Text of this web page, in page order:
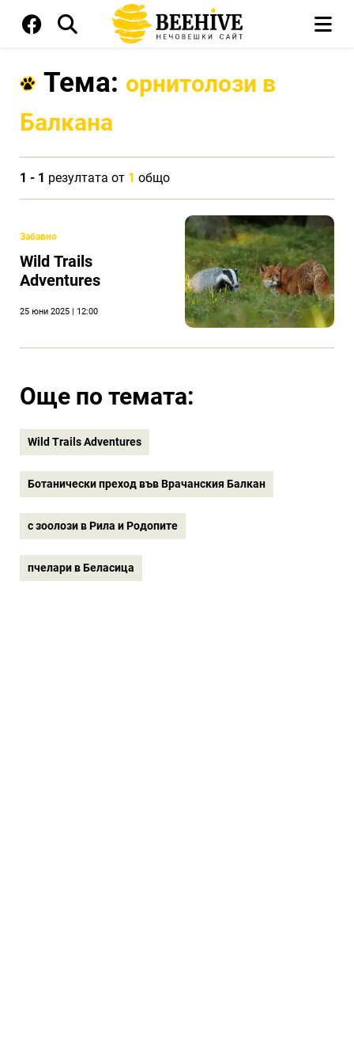
Тема: орнитолози в
Балкана
1 - 1 резултата от 1 общо
Забавно
Wild Trails
Adventures
25 юни 2025 | 12:00
Още по темата:
Wild Trails Adventures
Ботанически преход във Врачанския Балкан
с зоолози в Рила и Родопите
пчелари в Беласица